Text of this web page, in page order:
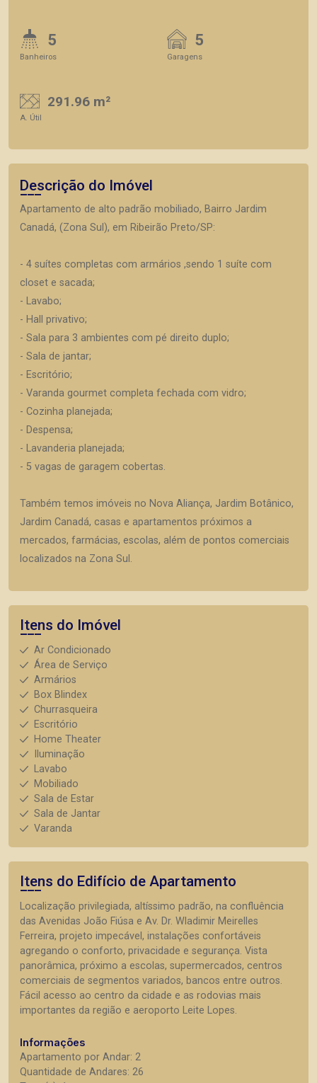
5
Banheiros
5
Garagens
291.96 m²
A. Útil
Descrição do Imóvel
Apartamento de alto padrão mobiliado, Bairro Jardim
Canadá, (Zona Sul), em Ribeirão Preto/SP:
- 4 suítes completas com armários ,sendo 1 suíte com
closet e sacada;
- Lavabo;
- Hall privativo;
- Sala para 3 ambientes com pé direito duplo;
- Sala de jantar;
- Escritório;
- Varanda gourmet completa fechada com vidro;
- Cozinha planejada;
- Despensa;
- Lavanderia planejada;
- 5 vagas de garagem cobertas.
Também temos imóveis no Nova Aliança, Jardim Botânico,
Jardim Canadá, casas e apartamentos próximos a
mercados, farmácias, escolas, além de pontos comerciais
localizados na Zona Sul.
Itens do Imóvel
Ar Condicionado
Área de Serviço
Armários
Box Blindex
Churrasqueira
Escritório
Home Theater
Iluminação
Lavabo
Mobiliado
Sala de Estar
Sala de Jantar
Varanda
Itens do Edifício de Apartamento
Localização privilegiada, altíssimo padrão, na confluência
das Avenidas João Fiúsa e Av. Dr. Wladimir Meirelles
Ferreira, projeto impecável, instalações confortáveis
agregando o conforto, privacidade e segurança. Vista
panorâmica, próximo a escolas, supermercados, centros
comerciais de segmentos variados, bancos entre outros.
Fácil acesso ao centro da cidade e as rodovias mais
importantes da região e aeroporto Leite Lopes.
Informações
Apartamento por Andar: 2
Quantidade de Andares: 26